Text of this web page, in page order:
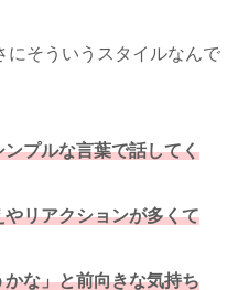
にそういうスタイルなんで
プルな言葉で話してく
リアクションが多くて
な」と前向きな気持ち